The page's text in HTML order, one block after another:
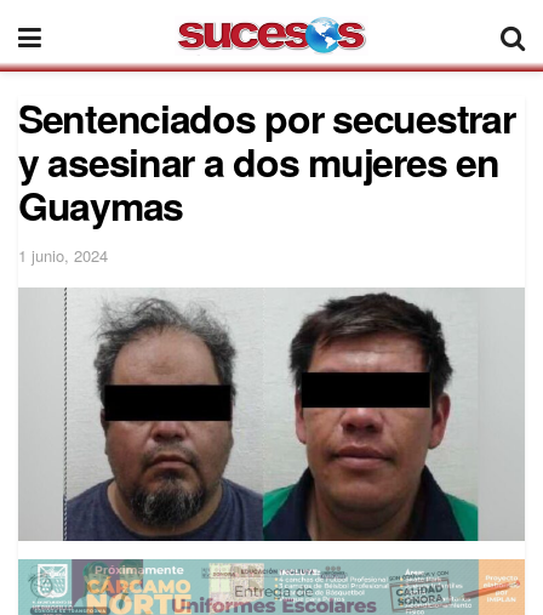
Sentenciados por secuestrar
y asesinar a dos mujeres en
Guaymas
1 junio, 2024